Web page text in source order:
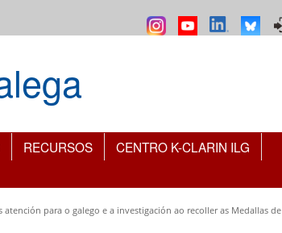
RECURSOS
CENTRO K-CLARIN ILG
atención para o galego e a investigación ao recoller as Medallas de